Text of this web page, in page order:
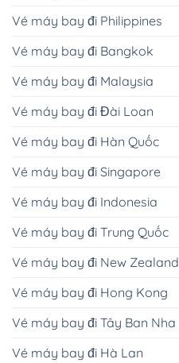
Vé máy bay đi Philippines
Vé máy bay đi Bangkok
Vé máy bay đi Malaysia
Vé máy bay đi Đài Loan
Vé máy bay đi Hàn Quốc
Vé máy bay đi Singapore
Vé máy bay đi Indonesia
Vé máy bay đi Trung Quốc
Vé máy bay đi New Zealand
Vé máy bay đi Hong Kong
Vé máy bay đi Tây Ban Nha
Vé máy bay đi Hà Lan